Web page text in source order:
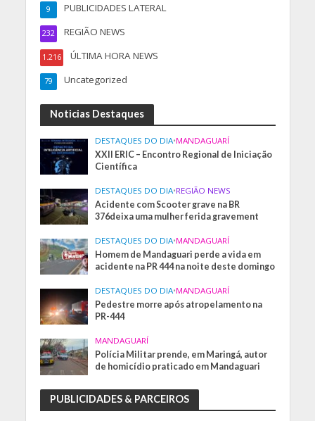
PUBLICIDADES LATERAL
9
REGIÃO NEWS
232
ÚLTIMA HORA NEWS
1.216
Uncategorized
79
Noticias Destaques
DESTAQUES DO DIA•MANDAGUARÍ
XXII ERIC – Encontro Regional de Iniciação
Científica
DESTAQUES DO DIA•REGIÃO NEWS
Acidente com Scooter grave na BR
376deixa uma mulher ferida gravement
DESTAQUES DO DIA•MANDAGUARÍ
Homem de Mandaguari perde a vida em
acidente na PR 444 na noite deste domingo
DESTAQUES DO DIA•MANDAGUARÍ
Pedestre morre após atropelamento na
PR-444
MANDAGUARÍ
Polícia Militar prende, em Maringá, autor
de homicídio praticado em Mandaguari
PUBLICIDADES & PARCEIROS